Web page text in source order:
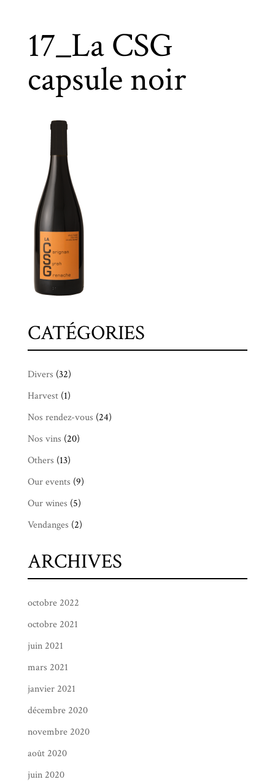
17_La CSG
capsule noir
CATÉGORIES
Divers (32)
Harvest(1)
Nos rendez-vous (24)
Nos vins (20)
Others (13)
Our events (9)
Our wines (5)
Vendanges (2)
ARCHIVES
octobre 2022
octobre 2021
juin 2021
mars 2021
janvier 2021
décembre 2020
novembre 2020
août 2020
juin 2020